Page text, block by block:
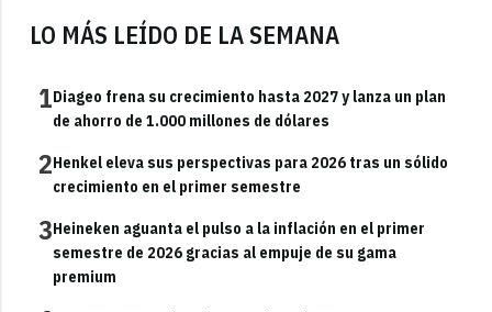
LO MÁS LEÍDO DE LA SEMANA
1Diageo frena su crecimiento hasta 2027 y lanza un plan
de ahorro de 1.000 millones de dólares
2Henkel eleva sus perspectivas para 2026 tras un sólido
crecimiento en el primer semestre
3Heineken aguanta el pulso a la inflación en el primer
semestre de 2026 gracias al empuje de su gama
premium